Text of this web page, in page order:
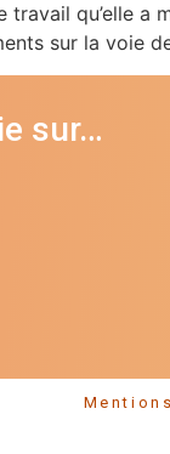
travail qu’elle
sur la voie
sur…